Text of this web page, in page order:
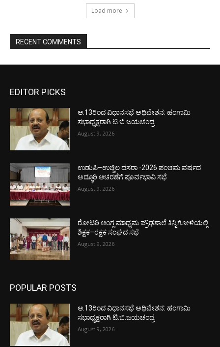
Load more
RECENT COMMENTS
EDITOR PICKS
ಆ.13ರಿಂದ ವಿಧಾನಸಭೆ ಅಧಿವೇಶನ: ಹಂಗಾಮಿ
ಸಭಾಧ್ಯಕ್ಷರಾಗಿ ಟಿ.ಬಿ.ಜಯಚಂದ್ರ
August 9, 2026
ಉಡುಪಿ–ಉಚ್ಚಿಲ ದಸರಾ -2026 ಪಂಚಮ ವರ್ಷದ
ಅದ್ಧೂರಿ ಆಚರಣೆಗೆ ಪೂರ್ವಭಾವಿ ಸಭೆ
August 9, 2026
ರೋಟರಿ ಆಂಗ್ಲ ಮಾಧ್ಯಮ ಪ್ರೌಢಶಾಲೆ ಕಿನ್ನಿಗೋಳಿಯಲ್ಲಿ
ಶಿಕ್ಷಕ–ರಕ್ಷಕ ಸಂಘದ ಸಭೆ
August 9, 2026
POPULAR POSTS
ಆ.13ರಿಂದ ವಿಧಾನಸಭೆ ಅಧಿವೇಶನ: ಹಂಗಾಮಿ
ಸಭಾಧ್ಯಕ್ಷರಾಗಿ ಟಿ.ಬಿ.ಜಯಚಂದ್ರ
August 9, 2026